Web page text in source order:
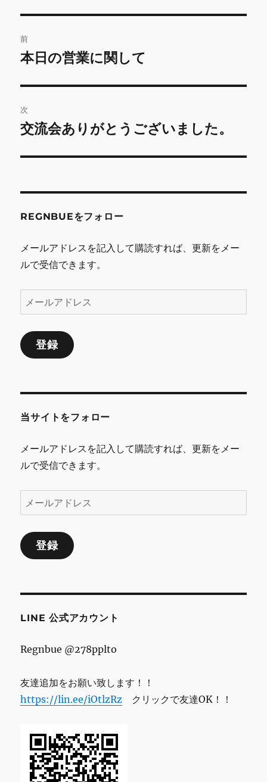
稿
ビ
ゲ
ー
前
前
投
稿:
本日の営業に関して
次
次
投
交流会ありがとうございました。
REGNBUEをフォロー
メールアドレスを記入して購読すれば、更新をメー
ルで受信できます。
ー
ル
ア
ス
登録
当サイトをフォロー
メールアドレスを記入して購読すれば、更新をメー
ルで受信できます。
ー
ル
ア
ス
登録
LINE 公式アカウント
Regnbue @278pplto
友達追加をお願い致します！！
https://lin.ee/iOtlzRz クリックで友達OK！！